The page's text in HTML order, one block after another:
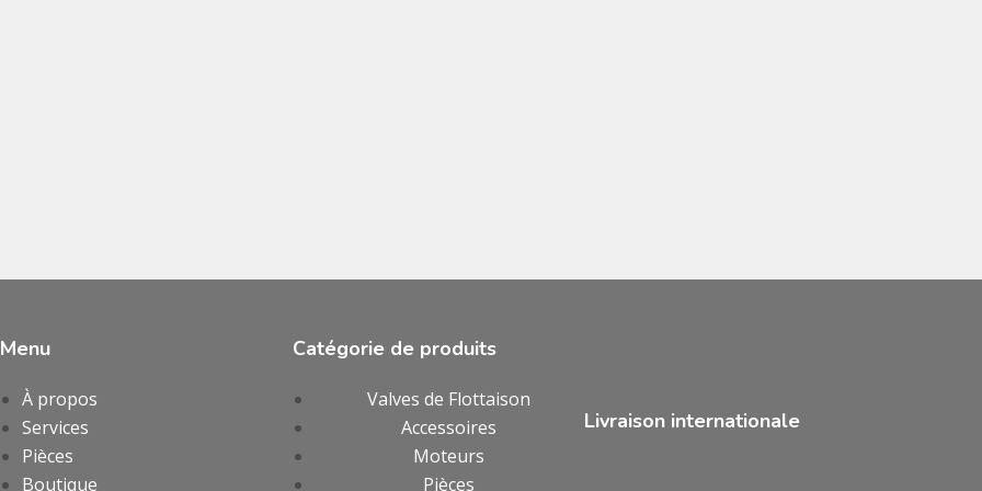
Menu
À propos
Services
Pièces
Boutique
Catégorie de produits
Valves de Flottaison
Accessoires
Moteurs
Pièces
Livraison internationale